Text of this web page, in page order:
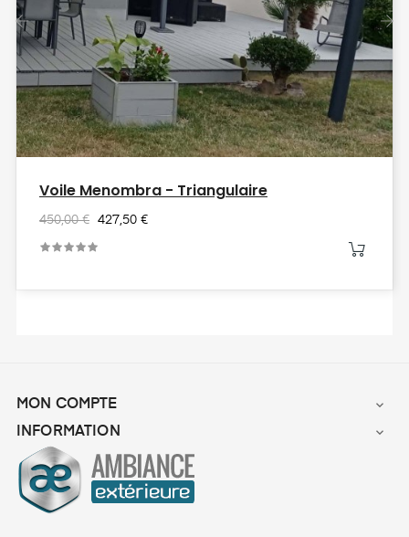
Voile Menombra - Triangulaire
450,00 € 427,50 €
‹ ›
MON COMPTE

INFORMATION
